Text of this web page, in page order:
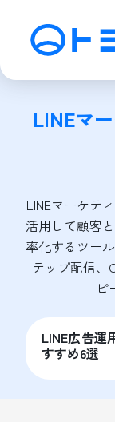
LINEマ
LINEマーケテ
活用して顧客
率化するツー
テップ配信、
ピ
LINE広告運
すすめ6選